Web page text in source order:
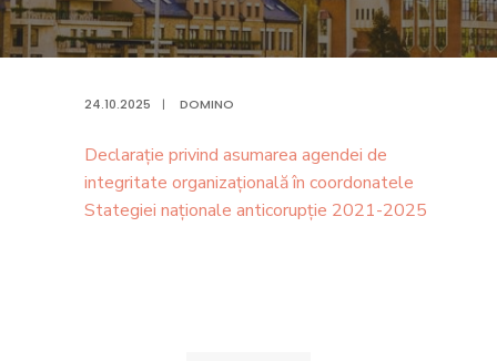
24.10.2025 | DOMINO
Declarație privind asumarea agendei de
integritate organizațională în coordonatele
Stategiei naționale anticorupție 2021-2025